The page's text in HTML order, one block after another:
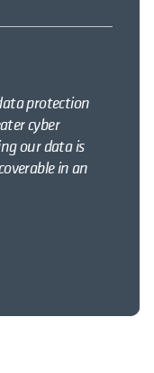
protection
cyber
our data is
in an